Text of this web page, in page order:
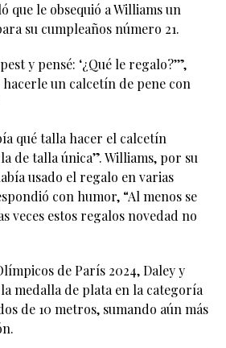
que le obsequió a Williams un
su cumpleaños número 21.
y pensé: ‘¿Qué le regalo?’”,
hacerle un calcetín de pene con
qué talla hacer el calcetín
de talla única”. Williams, por su
usado el regalo en varias
con humor, “Al menos se
veces estos regalos novedad no
de París 2024, Daley y
medalla de plata en la categoría
de 10 metros, sumando aún más